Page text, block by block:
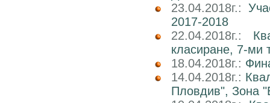
23.04.2018г.:
2017-2018
22.04.2018г.:
класиране, 7-ми
18.04.2018г.:
14.04.2018г.:
Пловдив", Зона